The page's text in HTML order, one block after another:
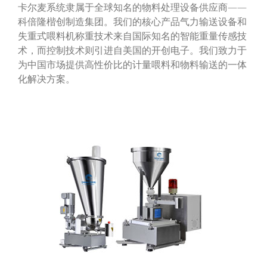
卡尔麦系统隶属于全球知名的物料处理设备供应商——
科倍隆楷创制造集团。我们的核心产品气力输送设备和
失重式喂料机称重技术来自国际知名的智能重量传感技
术，而控制技术则引进自美国的开创电子。我们致力于
为中国市场提供高性价比的计量喂料和物料输送的一体
化解决方案。